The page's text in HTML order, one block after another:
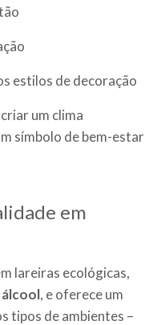
estilos de decoração
um clima
símbolo de bem-estar
em
lareiras ecológicas,
álcool, e oferece um
tipos de ambientes –